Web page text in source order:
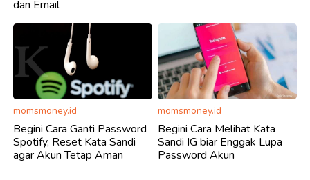
dan Email
momsmoney.id
Begini Cara Ganti Password
Spotify, Reset Kata Sandi
agar Akun Tetap Aman
momsmoney.id
Begini Cara Melihat Kata
Sandi IG biar Enggak Lupa
Password Akun